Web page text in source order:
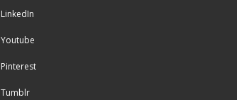
LinkedIn
Youtube
Pinterest
Tumblr